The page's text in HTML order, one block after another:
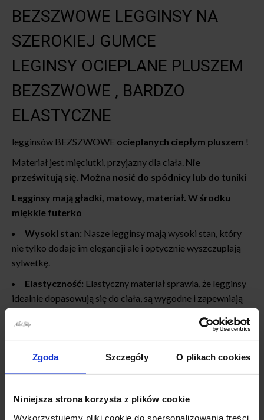
Zgoda Szczegóły O plikach cookies
Niniejsza strona korzysta z plików cookie
Wykorzystujemy pliki cookie do spersonalizowania treści
BEZSZWOWE LEGGINSY NA
SZEROKIEJ GUMCE
LEGINSY OCIEPLANE PLUSZEM
BEZSZWOWE , BARDZO
ELASTYCZNE
legginsów BEZSZWOWE ocieplanych ciepłym pluszem !
Materiał jest mięciutki, przyjazny dla ciała. Nie
prześwitują się. Można nosić do spódnicy lub do tuniki
Legginsy mają gładki, matowy, materiał. W środku
miękkie futerko
Wysoki stan: Nasze legginsy mają wysoki stan, który
nie tylko dodaje im elegancji ale i optycznie wyszczuplają
sylwetkę.
Elastyczność: Elastyczny materiał sprawia, że ​​legginsy
idealnie dopasowują się do ciała, są wygodne i zapewniają
Legginsy, które są niezwykle modne,
formalne okazje.